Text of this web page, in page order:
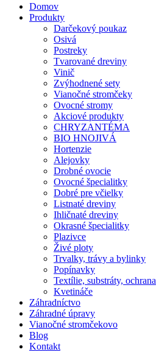
Domov
Produkty
Darčekový poukaz
Osivá
Postreky
Tvarované dreviny
Vinič
Zvýhodnené sety
Vianočné stromčeky
Ovocné stromy
Akciové produkty
CHRYZANTÉMA
BIO HNOJIVÁ
Hortenzie
Alejovky
Drobné ovocie
Ovocné špecialitky
Dobré pre včielky
Listnaté dreviny
Ihličnaté dreviny
Okrasné špecialitky
Plazivce
Živé ploty
Trvalky, trávy a bylinky
Popínavky
Textílie, substráty, ochrana
Kvetináče
Záhradníctvo
Záhradné úpravy
Vianočné stromčekovo
Blog
Kontakt